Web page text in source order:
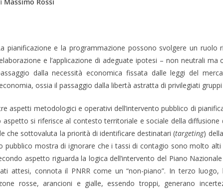
pianificazione e la programmazione possono svolgere un ruolo
e l’applicazione di adeguate ipotesi – non neutrali
dalla necessità economica fissata dalle leggi del
ossia il passaggio dalla libertà astratta di privilegiati
aspetti metodologici e operativi dell’intervento pubblico di
si riferisce al contesto territoriale e sociale della diffusione
che sottovaluta la priorità di identificare destinatari (targeting)
pubblico mostra di ignorare che i tassi di contagio sono molto
aspetto riguarda la logica dell’intervento del Piano Nazionale
attesi, connota il PNRR come un “non-piano”. In terzo luogo,
rosse, arancioni e gialle, essendo troppi, generano